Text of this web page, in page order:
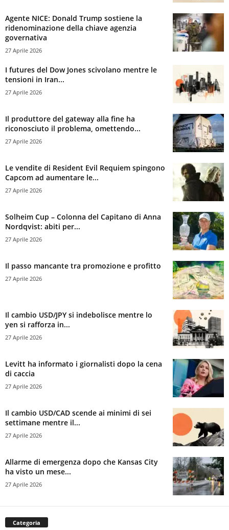
Agente NICE: Donald Trump sostiene la
ridenominazione della chiave agenzia
governativa
27 Aprile 2026
I futures del Dow Jones scivolano mentre le
tensioni in Iran...
27 Aprile 2026
Il produttore del gateway alla fine ha
riconosciuto il problema, omettendo...
27 Aprile 2026
Le vendite di Resident Evil Requiem spingono
Capcom ad aumentare le...
27 Aprile 2026
Solheim Cup – Colonna del Capitano di Anna
Nordqvist: abiti per...
27 Aprile 2026
Il passo mancante tra promozione e profitto
27 Aprile 2026
Il cambio USD/JPY si indebolisce mentre lo
yen si rafforza in...
27 Aprile 2026
Levitt ha informato i giornalisti dopo la cena
di caccia
27 Aprile 2026
Il cambio USD/CAD scende ai minimi di sei
settimane mentre il...
27 Aprile 2026
Allarme di emergenza dopo che Kansas City
ha visto un mese...
27 Aprile 2026
Categoria